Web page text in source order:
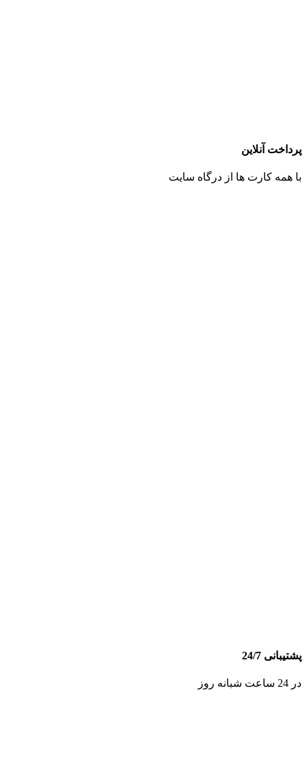
پرداخت آنلاین
با همه کارت ها از درگاه سایت
پشتیبانی 24/7
در 24 ساعت شبانه روز